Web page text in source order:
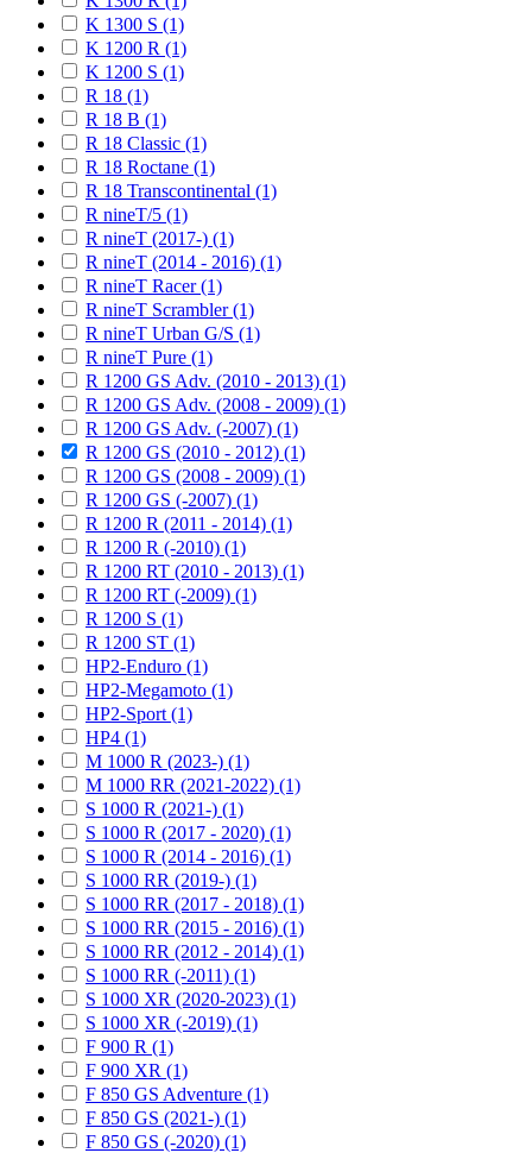
K 1300 S (1)
K 1200 R (1)
K 1200 S (1)
R 18 (1)
R 18 B (1)
R 18 Classic (1)
R 18 Roctane (1)
R 18 Transcontinental (1)
R nineT/5 (1)
R nineT (2017-) (1)
R nineT (2014 - 2016) (1)
R nineT Racer (1)
R nineT Scrambler (1)
R nineT Urban G/S (1)
R nineT Pure (1)
R 1200 GS Adv. (2010 - 2013) (1)
R 1200 GS Adv. (2008 - 2009) (1)
R 1200 GS Adv. (-2007) (1)
R 1200 GS (2010 - 2012) (1)
R 1200 GS (2008 - 2009) (1)
R 1200 GS (-2007) (1)
R 1200 R (2011 - 2014) (1)
R 1200 R (-2010) (1)
R 1200 RT (2010 - 2013) (1)
R 1200 RT (-2009) (1)
R 1200 S (1)
R 1200 ST (1)
HP2-Enduro (1)
HP2-Megamoto (1)
HP2-Sport (1)
HP4 (1)
M 1000 R (2023-) (1)
M 1000 RR (2021-2022) (1)
S 1000 R (2021-) (1)
S 1000 R (2017 - 2020) (1)
S 1000 R (2014 - 2016) (1)
S 1000 RR (2019-) (1)
S 1000 RR (2017 - 2018) (1)
S 1000 RR (2015 - 2016) (1)
S 1000 RR (2012 - 2014) (1)
S 1000 RR (-2011) (1)
S 1000 XR (2020-2023) (1)
S 1000 XR (-2019) (1)
F 900 R (1)
F 900 XR (1)
F 850 GS Adventure (1)
F 850 GS (2021-) (1)
F 850 GS (-2020) (1)